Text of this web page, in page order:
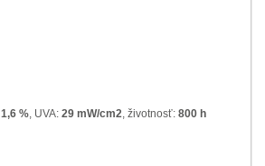
1,6 %, UVA: 29 mW/cm2, životnosť: 800 h